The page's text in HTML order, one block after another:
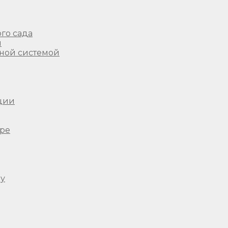
сада
системой